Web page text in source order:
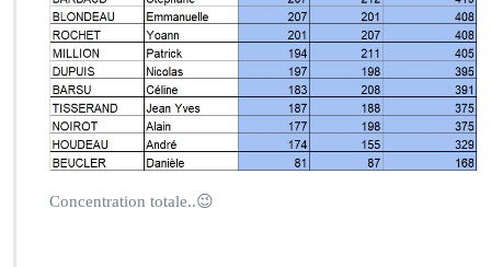
Concentration totale..😉